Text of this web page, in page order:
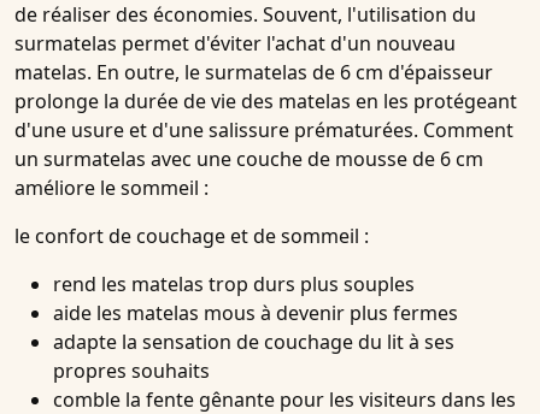
de réaliser des économies. Souvent, l'utilisation du
surmatelas permet d'éviter l'achat d'un nouveau
matelas. En outre, le surmatelas de 6 cm d'épaisseur
prolonge la durée de vie des matelas en les protégeant
d'une usure et d'une salissure prématurées. Comment
un surmatelas avec une couche de mousse de 6 cm
améliore le sommeil :
le confort de couchage et de sommeil :
rend les matelas trop durs plus souples
aide les matelas mous à devenir plus fermes
adapte la sensation de couchage du lit à ses
propres souhaits
comble la fente gênante pour les visiteurs dans les